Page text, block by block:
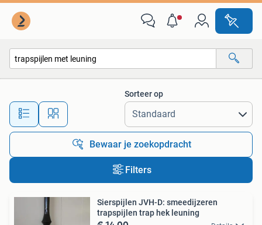
Alle afstanden…
Sorteer op
Bewaar je zoekopdracht
Filters
Sierspijlen JVH-D: smeedijzeren
trapspijlen trap hek leuning